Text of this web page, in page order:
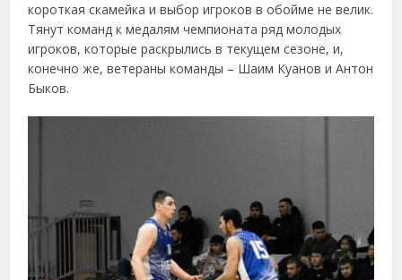
короткая скамейка и выбор игроков в обойме не велик.
Тянут команд к медалям чемпионата ряд молодых
игроков, которые раскрылись в текущем сезоне, и,
конечно же, ветераны команды – Шаим Куанов и Антон
Быков.